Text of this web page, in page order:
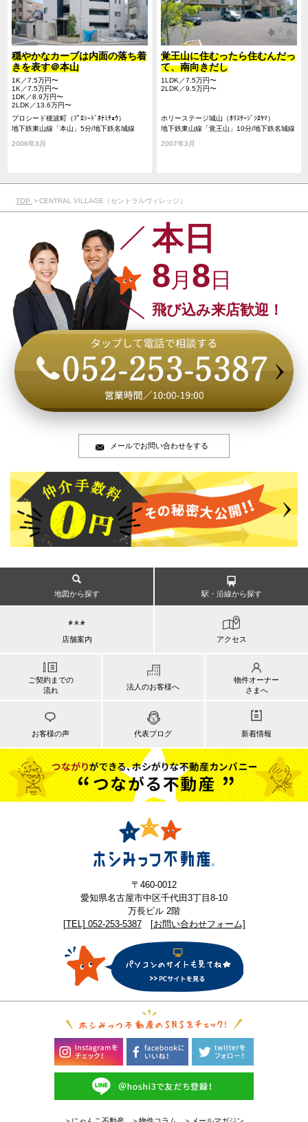
穏やかなカーブは内面の落ち着
きを表す＠本山
1K／7.5万円〜
1K／7.5万円〜
1DK／8.9万円〜
2LDK／13.6万円〜
プロシード穂波町（ﾌﾟﾛｼｰﾄﾞﾎﾅﾐﾁｮｳ）
地下鉄東山線「本山」5分/地下鉄名城線
2006年3月
覚王山に住むったら住むんだっ
て、南向きだし
1LDK／7.5万円〜
2LDK／9.5万円〜
ホリーステージ城山（ﾎﾘｽﾃｰｼﾞｼﾛﾔﾏ）
地下鉄東山線「覚王山」10分/地下鉄名城線
2007年3月
TOP CENTRAL VILLAGE（セントラルヴィレッジ）
本日
8 月 8 日
飛び込み来店歓迎！
メールでお問い合わせをする
地図から探す 駅・沿線から探す
店舗案内 アクセス
ご契約までの
流れ
法人のお客様へ
物件オーナー
さまへ
お客様の声 代表ブログ 新着情報
〒460-0012
愛知県名古屋市中区千代田3丁目8-10
万長ビル 2階
[TEL] 052-253-5387
[お問い合わせフォーム]